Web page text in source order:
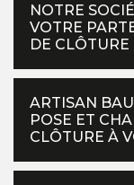
NOTRE
VOTRE
DE CLÔTURE
ARTISAN
POSE ET
CLÔTURE À